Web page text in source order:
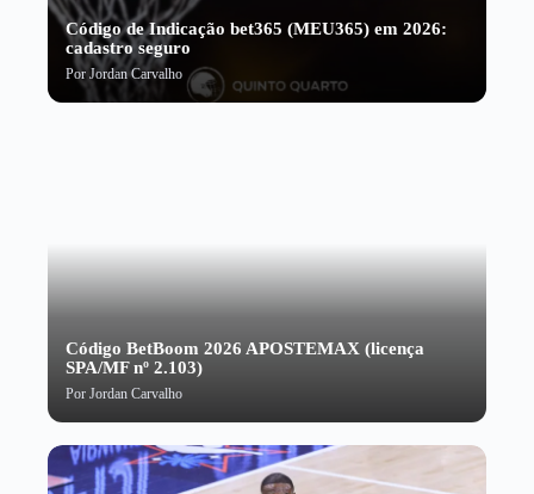
Código de Indicação bet365 (MEU365) em 2026:
cadastro seguro
PorJordan Carvalho
Código BetBoom 2026 APOSTEMAX (licença
SPA/MF nº 2.103)
Por Jordan Carvalho